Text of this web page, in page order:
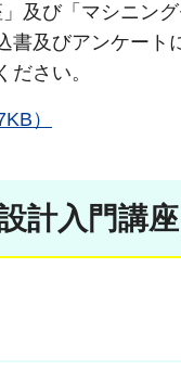
及び「マシニン
及びアンケート
さい。
）
計入門講座